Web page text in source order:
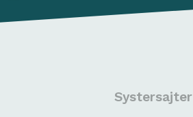
Systersajter